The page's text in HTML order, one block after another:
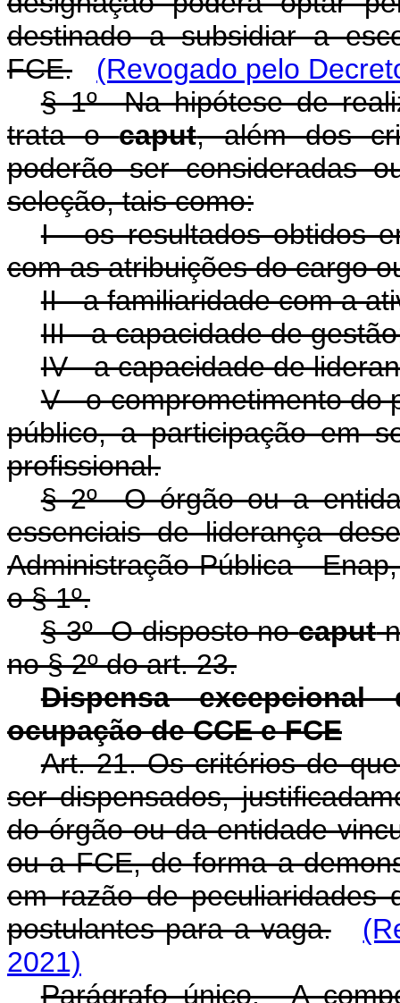
destinado a subsidiar a
FCE.
(Revogado pelo
§ 1º Na hipótese de
trata ocaput, além dos
poderão ser consideradas
seleção, tais como:
I - os resultados obtidos
com as atribuições do cargo
II - a familiaridade com a
III - a capacidade de
IV - a capacidade de
V - o comprometimento do
público, a participação em
profissional.
§ 2º O órgão ou a
essenciais de liderança
Administração Pública -
o § 1º.
§ 3º O disposto nocaput
no § 2º do art. 23.
Dispensa
ocupação de CCE e FCE
Art. 21. Os critérios de
ser dispensados,
do órgão ou da entidade
ou a FCE, de forma a
em razão de peculiaridades
postulantes para a vaga.
2021)
Parágrafo único. A